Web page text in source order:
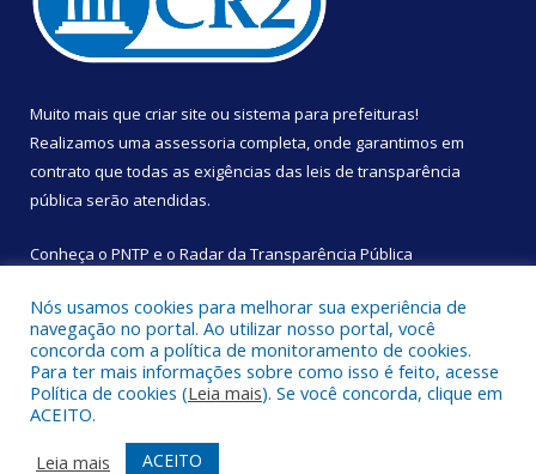
Muito mais que criar site ou sistema para prefeituras!
Realizamos uma assessoria completa, onde garantimos em
contrato que todas as exigências das leis de transparência
pública serão atendidas.
Conheça o PNTP e o Radar da Transparência Pública
Todos os direitos reservados a Câmara Municipal de São
Sebastião da Boa Vista.
Mapa do Site
Acessar Área Administrativa
Nós usamos cookies para melhorar sua experiência de
navegação no portal. Ao utilizar nosso portal, você
concorda com a política de monitoramento de cookies.
Para ter mais informações sobre como isso é feito, acesse
Política de cookies (Leia mais). Se você concorda, clique em
ACEITO.
Leia mais
ACEITO